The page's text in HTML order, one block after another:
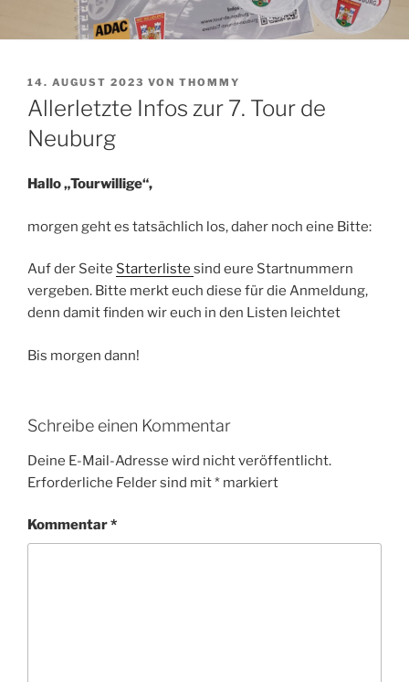
VERÖFFENTLICHT
AM
14. AUGUST 2023 VON THOMMY
Allerletzte Infos zur 7. Tour de
Neuburg
Hallo „Tourwillige“,
morgen geht es tatsächlich los, daher noch eine Bitte:
Auf der Seite Starterliste sind eure Startnummern
vergeben. Bitte merkt euch diese für die Anmeldung,
denn damit finden wir euch in den Listen leichtet
Bis morgen dann!
Schreibe einen Kommentar
Deine E-Mail-Adresse wird nicht veröffentlicht.
Erforderliche Felder sind mit* markiert
Kommentar*